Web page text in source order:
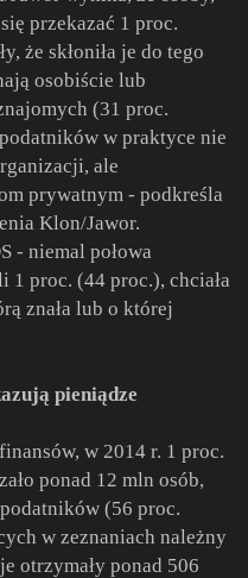
przekazać 1 proc.
że skłoniła je do tego
osobiście lub
(31 proc.
w praktyce nie
ale
prywatnym - podkreśla
Klon/Jawor.
- niemal połowa
proc. (44 proc.), chciała
znała lub o której
pieniądze
w 2014 r. 1 proc.
ponad 12 mln osób,
(56 proc.
w zeznaniach należny
otrzymały ponad 506